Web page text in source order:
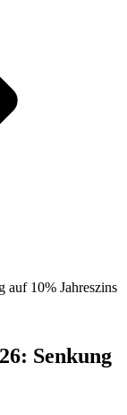
auf 10% Jahreszins
Senkung